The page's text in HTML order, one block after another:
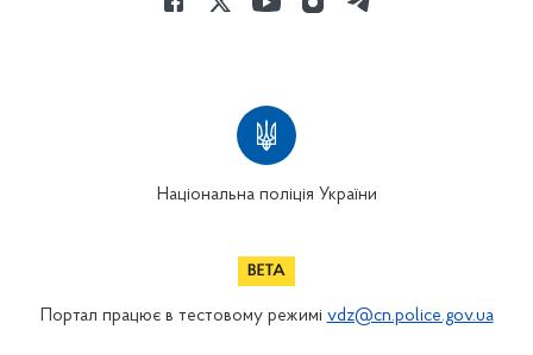
Національна поліція України
Портал працює в тестовому режимі vdz@cn.police.gov.ua